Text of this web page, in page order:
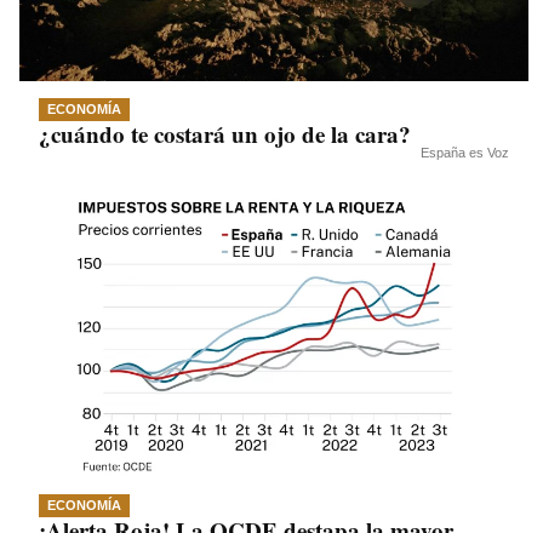
ECONOMÍA
¿cuándo te costará un ojo de la cara?
España es Voz
ECONOMÍA